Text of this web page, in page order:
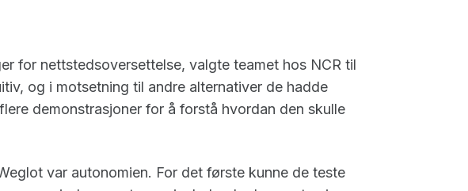
for nettstedsoversettelse, valgte teamet hos NCR til
og i motsetning til andre alternativer de hadde
demonstrasjoner for å forstå hvordan den skulle
var autonomien. For det første kunne de teste